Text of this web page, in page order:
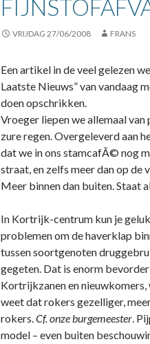
VRIJDAG 27/06/2008 FRANS
Een artikel in de veel gelezen
Laatste Nieuws” van vandaag
doen opschrikken.
Vroeger liepen we allemaal
zure regen. Overgeleverd aan
dat we in ons stamcafÃ© nog
straat, en zelfs meer dan op
Meer binnen dan buiten. Staat
In Kortrijk-centrum kun je
problemen om de haverklap
tussen soortgenoten
gegeten. Dat is enorm
Kortrijkzanen en
weet dat rokers gezelliger,
rokers.Cf. onze burgemeester.
model – even buiten